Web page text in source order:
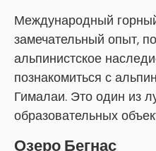
Международный
замечательный опыт,
альпинистское
познакомиться с
Гималаи. Это один из
образовательных
Озеро Бегнас